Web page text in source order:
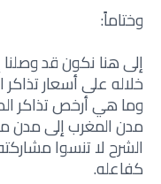
وختاماً:
إلى هنا نكون قد
وما هي أرخص تذاكر
مدن المغرب إلى مدن
الشرح لا تنسوا
كفاعله.